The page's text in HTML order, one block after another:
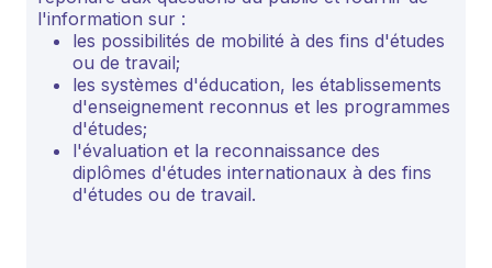
l'information sur :
les possibilités de mobilité à des fins d'études
ou de travail;
les systèmes d'éducation, les établissements
d'enseignement reconnus et les programmes
d'études;
l'évaluation et la reconnaissance des
diplômes d'études internationaux à des fins
d'études ou de travail.